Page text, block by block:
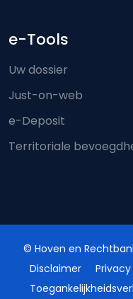
e-Tools
Uw dossier
Just-on-web
e-Deposit
Territoriale
© Hoven en
Disclaimer
Privacy